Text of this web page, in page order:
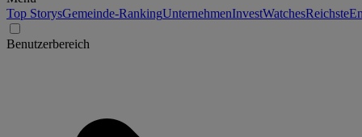
Top StorysGemeinde-RankingUnternehmenInvestWatchesReichste
Benutzerbereich